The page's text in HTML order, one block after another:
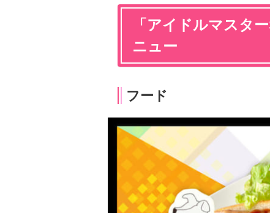
「アイドルマスタ
ニュー
フード